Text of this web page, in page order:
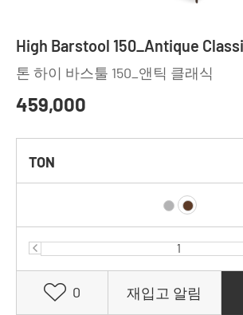
High Barstool 150_Antique
톤 하이 바스툴 150_앤틱 클래식
459,000
TON
0 재입고 알림